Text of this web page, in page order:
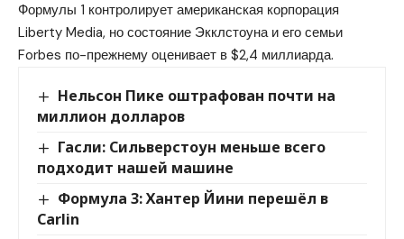
Формулы 1 контролирует американская корпорация
Liberty Media, но состояние Экклстоуна и его семьи
Forbes по-прежнему оценивает в $2,4 миллиарда.
Нельсон Пике оштрафован почти на
миллион долларов
Гасли: Сильверстоун меньше всего
подходит нашей машине
Формула 3: Хантер Йини перешёл в
Carlin